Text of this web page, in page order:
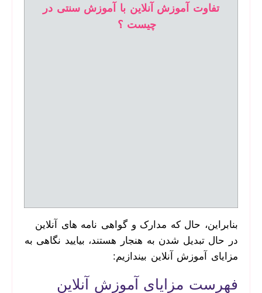
تفاوت آموزش آنلاین با آموزش سنتی در
چیست ؟
بنابراین، حال که مدارک و گواهی­ نامه­ های آنلاین
در حال تبدیل ‌شدن به هنجار هستند، بیایید نگاهی به
مزایای آموزش آنلاین بیندازیم:
فهرست مزایای آموزش آنلاین